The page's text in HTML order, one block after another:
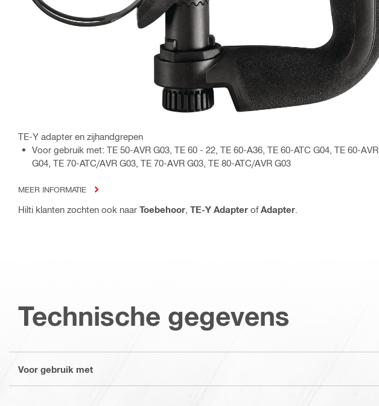
TE-Y adapter en zijhandgrepen
Voor gebruik met: TE 50-AVR G03, TE 60 - 22, TE 60-A36, TE 60-ATC G04, TE 60-AVR
G04, TE 70-ATC/AVR G03, TE 70-AVR G03, TE 80-ATC/AVR G03
MEER INFORMATIE
Hilti klanten zochten ook naar Toebehoor TE-Y Adapter ofAdapter
Technische gegevens
Voor gebruik met